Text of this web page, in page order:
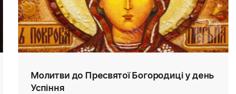
Молитви до Пресвятої Богородиці у день
Успіння